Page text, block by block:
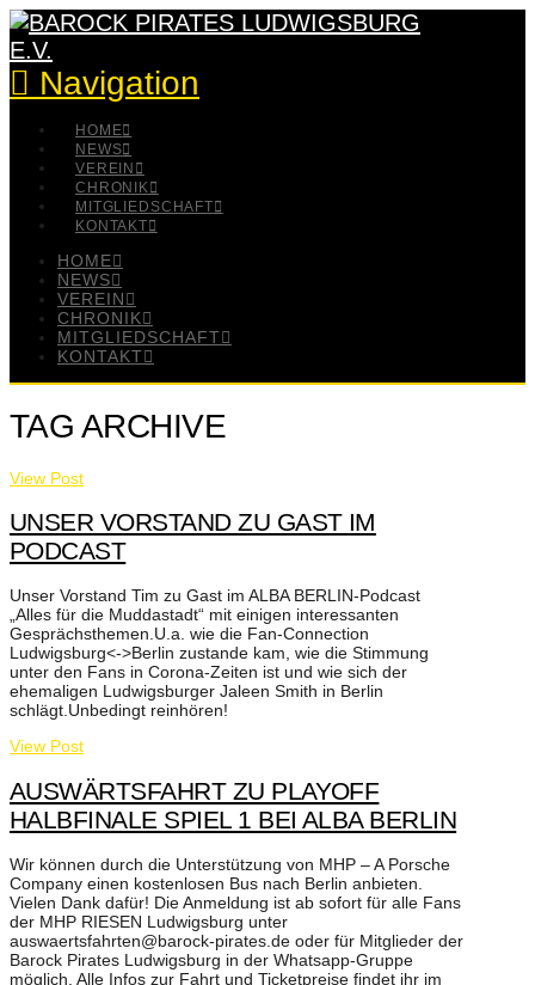
Navigation
HOME
NEWS
VEREIN
CHRONIK
MITGLIEDSCHAFT
KONTAKT
HOME
NEWS
VEREIN
CHRONIK
MITGLIEDSCHAFT
KONTAKT
TAG ARCHIVE
View Post
UNSER VORSTAND ZU GAST IM
PODCAST
Unser Vorstand Tim zu Gast im ALBA BERLIN-Podcast
„Alles für die Muddastadt“ mit einigen interessanten
Gesprächsthemen.U.a. wie die Fan-Connection
Ludwigsburg<->Berlin zustande kam, wie die Stimmung
unter den Fans in Corona-Zeiten ist und wie sich der
ehemaligen Ludwigsburger Jaleen Smith in Berlin
schlägt.Unbedingt reinhören!
View Post
AUSWÄRTSFAHRT ZU PLAYOFF
HALBFINALE SPIEL 1 BEI ALBA BERLIN
Wir können durch die Unterstützung von MHP – A Porsche
Company einen kostenlosen Bus nach Berlin anbieten.
Vielen Dank dafür! Die Anmeldung ist ab sofort für alle Fans
der MHP RIESEN Ludwigsburg unter
auswaertsfahrten@barock-pirates.de oder für Mitglieder der
Barock Pirates Ludwigsburg in der Whatsapp-Gruppe
möglich. Alle Infos zur Fahrt und Ticketpreise findet ihr im